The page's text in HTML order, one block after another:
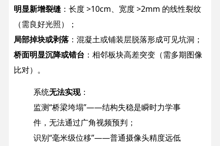
明显新增裂缝：长度 >10cm、宽度 >2mm 的线性裂纹
（需良好光照）；
局部掉块或剥落：混凝土或铺装层脱落形成可见坑洞；
桥面明显沉降或错台 ：相邻板块高差突变（需多期图像
比对）。
系统无法实现：
监测“桥梁垮塌”——结构失稳是瞬时力学事
件，无法通过广角视频预判；
识别“毫米级位移”——普通摄像头精度远低